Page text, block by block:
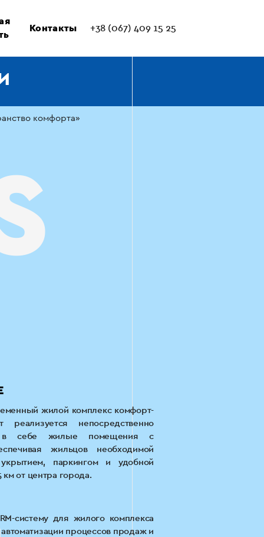
Контакты +38 (067) 409 15 25
комфорта»
жилой комплекс комфорт-
непосредственно
в себе жилые помещения с
жильцов необходимой
паркингом и удобной
км от центра города.
систему для жилого комплекса
процессов продаж и